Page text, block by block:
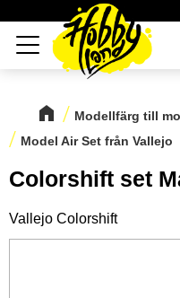
Meny
Modellfärg till
Model Air Set från Vallejo
Colorshift set
Vallejo Colorshift